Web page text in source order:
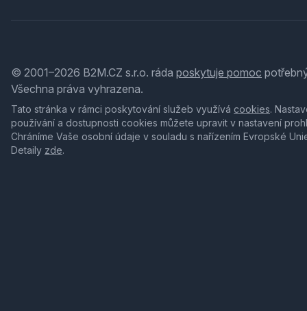
© 2001–2026 B2M.CZ s.r.o. ráda poskytuje pomoc
Všechna práva vyhrazena.
Tato stránka v rámci poskytování služeb využívá cookies.
používání a dostupnosti cookies můžete upravit v nastavení
Chráníme Vaše osobní údaje v souladu s nařízením Evropské
Detaily zde.